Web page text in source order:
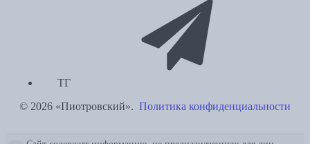
ТГ
© 2026 «Пиотровский». Политика конфиденциальности